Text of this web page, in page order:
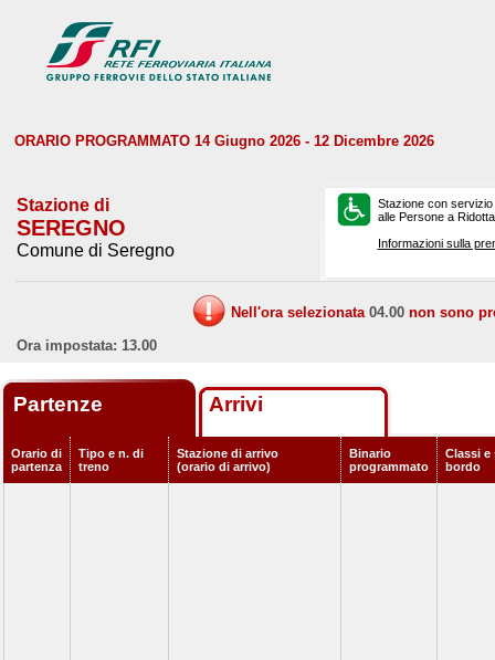
ORARIO PROGRAMMATO 14 Giugno 2026 - 12 Dicembre 2026
Stazione di
SEREGNO
Comune di Seregno
Stazione con
alle Persone a
Informazioni sulla
Nell'ora selezionata 04.00 non sono
Ora impostata: 13.00
Partenze Arrivi
Orario di
partenza
Tipo e n. di
treno
Stazione di arrivo
(orario di arrivo)
Binario
programmato
Classi e
bordo